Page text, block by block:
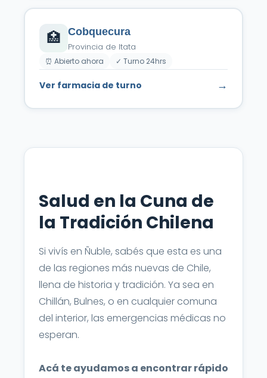
🏥 Cobquecura
Provincia de Itata
⏰ Abierto ahora ✓ Turno 24hrs
Ver farmacia de turno →
Salud en la Cuna de
la Tradición Chilena
Si vivís en Ñuble, sabés que esta es una
de las regiones más nuevas de Chile,
llena de historia y tradición. Ya sea en
Chillán, Bulnes, o en cualquier comuna
del interior, las emergencias médicas no
esperan.
Acá te ayudamos a encontrar rápido